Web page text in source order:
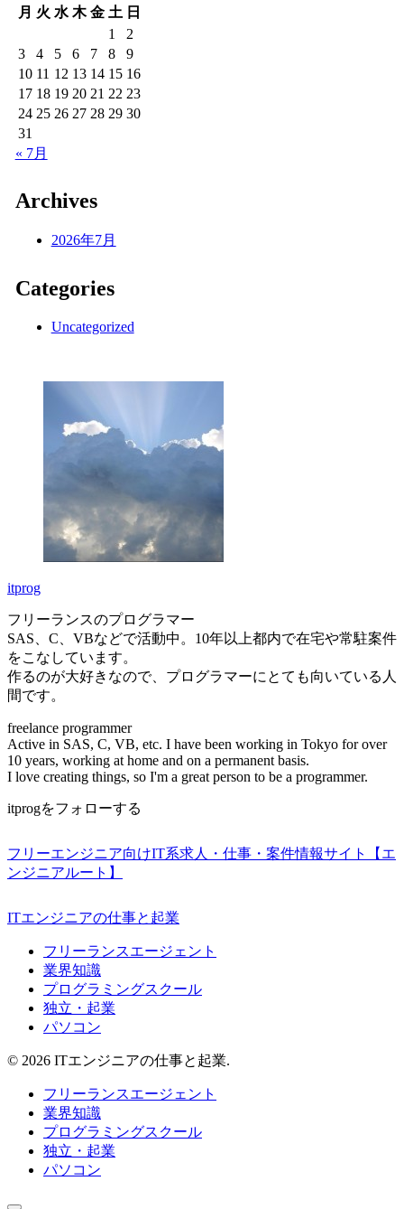
月 火 水 木 金 土 日
1
2
3
4 5 6 7 8
9
10 11 12 13 14 15 16
17 18 19 20 21 22 23
24 25 26 27 28 29 30
31
« 7月
Archives
2026年7月
Categories
Uncategorized
itprog
フリーランスのプログラマー
SAS、C、VBなどで活動中。10年以上都内で在宅や常駐案件
をこなしています。
作るのが大好きなので、プログラマーにとても向いている人
間です。
freelance programmer
Active in SAS, C, VB, etc. I have been working in Tokyo for over
10 years, working at home and on a permanent basis.
I love creating things, so I'm a great person to be a programmer.
itprogをフォローする
フリーエンジニア向けIT系求人・仕事・案件情報サイト【エ
ンジニアルート】
ITエンジニアの仕事と起業
フリーランスエージェント
業界知識
プログラミングスクール
独立・起業
パソコン
© 2026 ITエンジニアの仕事と起業.
フリーランスエージェント
業界知識
プログラミングスクール
独立・起業
パソコン